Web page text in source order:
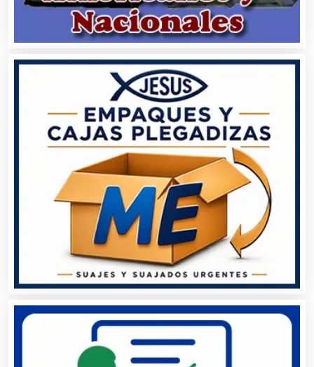
Asesoría Fiscal
Asociaciones Civiles
Asociaciones Empresariales
Audio, Sonido e Iluminación
Audios para Eventos
Autobuses